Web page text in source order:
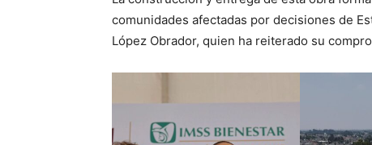
comunidades afectadas por decisiones de
López Obrador, quien ha reiterado su